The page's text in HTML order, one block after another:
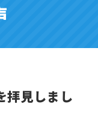
拝見しまし